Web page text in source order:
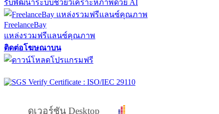
รับพัฒนาระบบช่วยวิเคราะห์ภาพด้วย AI
FreelanceBay
แหล่งรวมฟรีแลนซ์คุณภาพ
ติดต่อโฆษณาบน
ดูเวอร์ชัน Desktop